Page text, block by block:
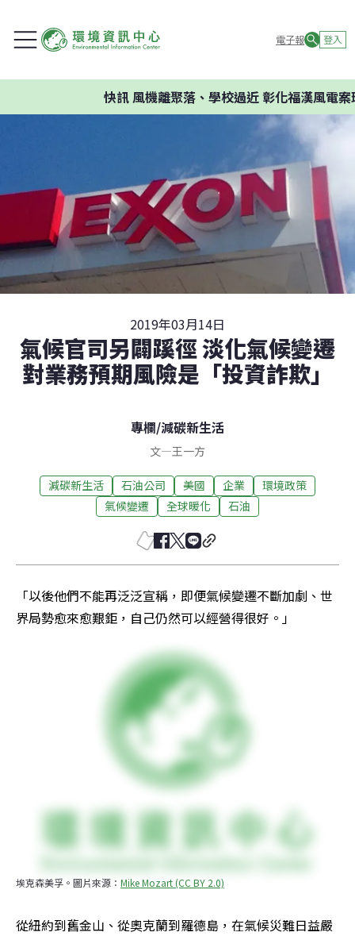
電子報 登入
風機離聚落、學校過近 彰化福漢風電案環委
2019年03月14日
氣候官司另闢蹊徑 淡化氣候變遷
對業務預期風險是「投資詐欺」
專欄/減碳新生活
文—王一方
減碳新生活 石油公司 美國 企業
環境政策
氣候變遷
全球暖化 石油
「以後他們不能再泛泛宣稱，即便氣候變遷不斷加劇、世
界局勢愈來愈艱鉅，自己仍然可以經營得很好。」
埃克森美孚。圖片來源： Mike Mozart (CC BY 2.0)
從紐約到舊金山、從奧克蘭到羅德島，在氣候災難日益嚴